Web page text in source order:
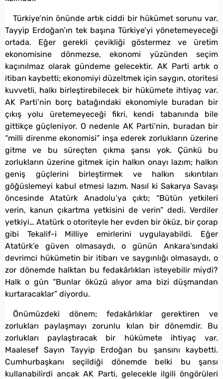
Türkiye’nin önünde artık ciddi bir hükümet sorunu var.
Tayyip Erdoğan’ın tek başına Türkiye’yi yönetemeyeceği
ortada. Eğer gerekli çevikliği göstermez ve üretim
ekonomisine dönmezse, ekonomi yüzünden seçim
kaçınılmaz olarak gündeme gelecektir. AK Parti artık o
itibarı kaybetti; ekonomiyi düzeltmek için saygın, otoritesi
kuvvetli, halkı birleştirebilecek bir hükümete ihtiyaç var.
AK Parti’nin borç batağındaki ekonomiyle buradan bir
çıkış yolu üretemeyeceği fikri, kendi tabanında bile
gittikçe güçleniyor. O nedenle AK Parti’nin, buradan bir
“milli direnme ekonomisi” inşa ederek zorlukların üzerine
gitme ve bu süreçten çıkma şansı yok. Çünkü bu
zorlukların üzerine gitmek için halkın onayı lazım; halkın
geniş güçlerini birleştirmek ve halkın sıkıntıları
göğüslemeyi kabul etmesi lazım. Nasıl ki Sakarya Savaşı
öncesinde Atatürk Anadolu’ya çıktı; “Bütün yetkileri
verin, kanun çıkartma yetkisini de verin” dedi. Verdiler
yetkiyi… Atatürk o otoriteyle her evden bir öküz, bir çorap
gibi Tekalif-i Milliye emirlerini uygulayabildi. Eğer
Atatürk’e güven olmasaydı, o günün Ankara’sındaki
devrimci hükümetin bir itibarı ve saygınlığı olmasaydı, o
zor dönemde halktan bu fedakârlıkları isteyebilir miydi?
Halk o gün “Bunlar öküzü alıyor ama bizi düşmandan
kurtaracaklar” diyordu.
Önümüzdeki dönem; fedakârlıklar gerektiren ve
zorlukları paylaşmayı zorunlu kılan bir dönemdir. Bu
zorlukları paylaştıracak bir hükümete ihtiyaç var.
Maalesef Sayın Tayyip Erdoğan bu şansını kaybetti.
Cumhurbaşkanı seçildiği dönemde belki bu şansı
kullanabilirdi ancak AK Parti, gelecekle ilgili öngörüleri